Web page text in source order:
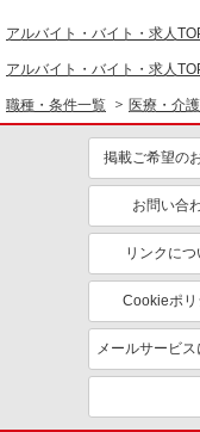
資格取得支援制度あり
同じ職種から求人を探
介護職・ヘルパー
同じ特徴から求人を探
未経験歓迎
ボーナス・賞与あり
産休・育休取得実績あり
アルバイト・バイト・求人
アルバイト・バイト・求人
職種・条件一覧 医療・介
掲載ご希望の
お問い合
リンクにつ
Cookieポリ
メールサービ